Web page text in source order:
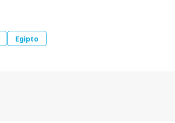
Egipto